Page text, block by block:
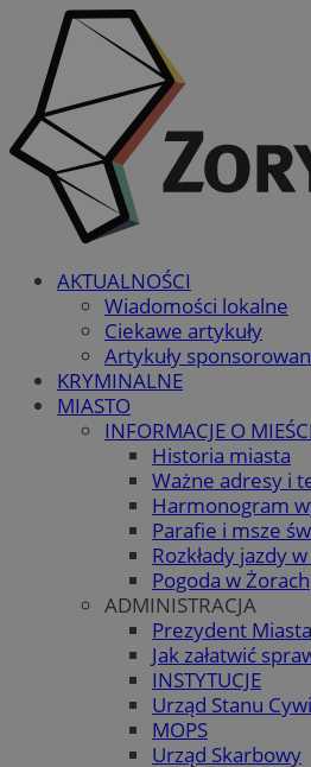
AKTUALNOŚCI
Wiadomości lokalne
Ciekawe artykuły
Artykuły
KRYMINALNE
MIASTO
INFORMACJE O
Historia miasta
Ważne adresy i
Harmonogram
Parafie i msze
Rozkłady jazdy
Pogoda w Żorach
ADMINISTRACJA
Prezydent Miasta
Jak załatwić
INSTYTUCJE
Urząd Stanu
MOPS
Urząd Skarbowy